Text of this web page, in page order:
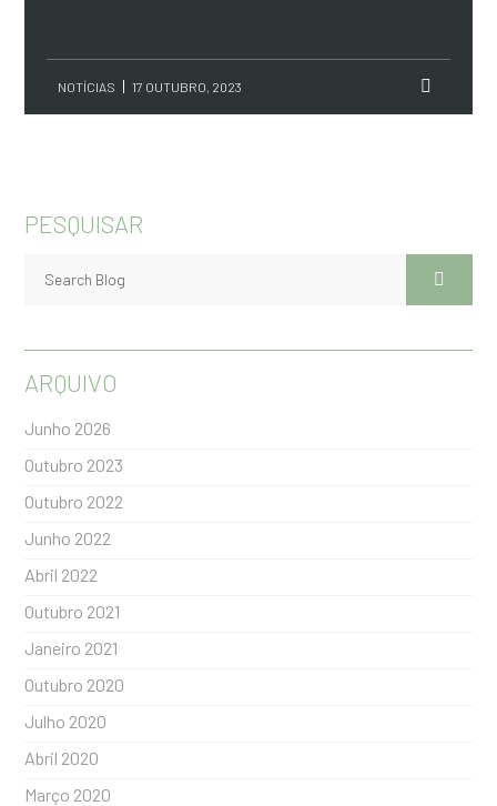
NOTÍCIAS 17 OUTUBRO, 2023
PESQUISAR
ARQUIVO
Junho 2026
Outubro 2023
Outubro 2022
Junho 2022
Abril 2022
Outubro 2021
Janeiro 2021
Outubro 2020
Julho 2020
Abril 2020
Março 2020